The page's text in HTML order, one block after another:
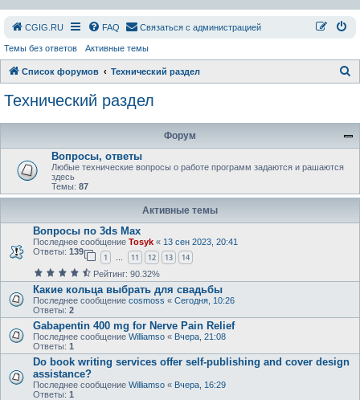
СGIG.RU FAQ Связаться с администрацией
Темы без ответов Активные темы
Список форумов Технический раздел
к
Технический раздел
Форум
Вопросы, ответы
Любыe технические вопросы о работе программ задаются и рашаются
здесь
Темы: 87
Активные темы
Вопросы по 3ds Max
Последнее сообщение Tosyk « 13 сен 2023, 20:41
Ответы: 139
1 … 11 12 13 14
Рейтинг: 90.32%
Какие кольца выбрать для свадьбы
Последнее сообщение cosmoss « Сегодня, 10:26
Ответы: 2
Gabapentin 400 mg for Nerve Pain Relief
Последнее сообщение Williamso « Вчера, 21:08
Ответы: 1
Do book writing services offer self-publishing and cover design
assistance?
Последнее сообщение Williamso « Вчера, 16:29
Ответы: 1